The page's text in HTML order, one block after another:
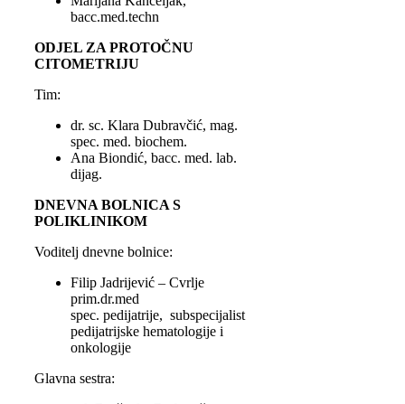
bacc.med.techn
ODJEL ZA PROTOČNU
CITOMETRIJU
Tim:
dr. sc. Klara Dubravčić, mag.
spec. med. biochem.
Ana Biondić, bacc. med. lab.
dijag.
DNEVNA BOLNICA S
POLIKLINIKOM
Voditelj dnevne bolnice:
Filip Jadrijević – Cvrlje
prim.dr.med
spec. pedijatrije, subspecijalist
pedijatrijske hematologije i
onkologije
Glavna sestra: